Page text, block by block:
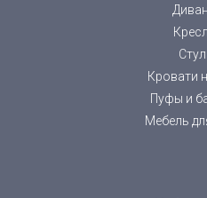
Кровати
Пуфы и
Мебель